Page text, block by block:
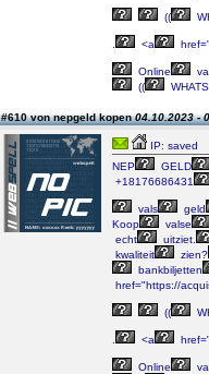
((
<a
Online
((
#610 von nepgeld kopen04.10.2023 -
IP: saved
NEP
GELD
+18176686431
vals
geld
Koop
valse
echt
uitziet.
kwaliteit
zien?
bankbiljetten
href="https://
((
<a
Online